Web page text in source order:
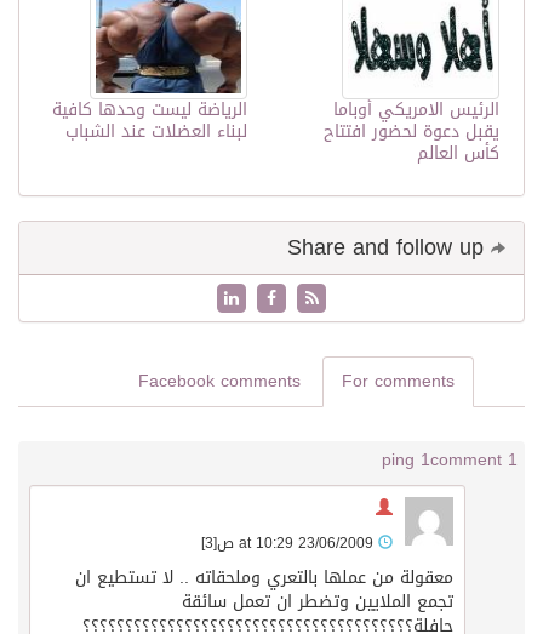
الرياضة ليست وحدها كافية
لبناء العضلات عند الشباب
الرئيس الامريكي أوباما
يقبل دعوة لحضور افتتاح
كأس العالم
For comments
Facebook comments
1 comment
1 ping
[3]
معقولة من عملها بالتعري وملحقاته .. لا تستطيع ان
تجمع الملايين وتضطر ان تعمل سائقة
حافلة؟؟؟؟؟؟؟؟؟؟؟؟؟؟؟؟؟؟؟؟؟؟؟؟؟؟؟؟؟؟؟؟؟؟؟؟؟؟؟